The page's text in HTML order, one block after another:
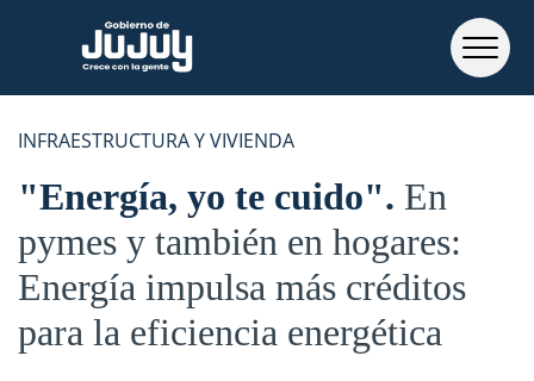
INFRAESTRUCTURA Y VIVIENDA
"Energía, yo te cuido" En
pymes y también en hogares:
Energía impulsa más créditos
para la eficiencia energética